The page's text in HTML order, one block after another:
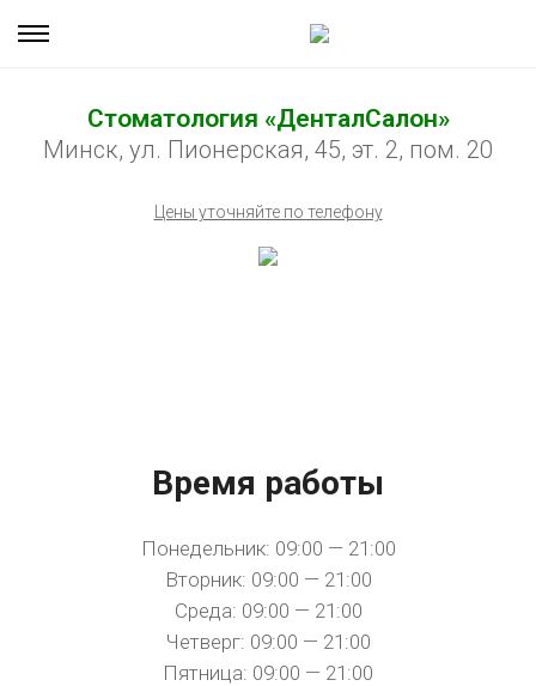
Стоматология «ДенталСалон»
Минск, ул. Пионерская, 45, эт. 2, пом. 20
Цены уточняйте по телефону
Время работы
Понедельник: 09:00 — 21:00
Вторник: 09:00 — 21:00
Среда: 09:00 — 21:00
Четверг: 09:00 — 21:00
Пятница: 09:00 — 21:00